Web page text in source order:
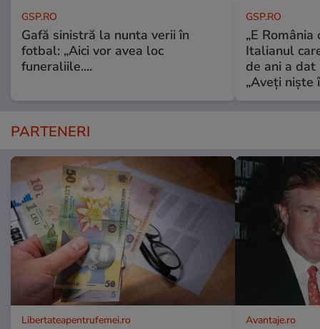
GSP.RO
Gafă sinistră la nunta verii în
fotbal: „Aici vor avea loc
funeraliile....
GSP.RO
„E
Italianul
de ani a
„Aveți niște
PARTENERI
Libertateapentrufemei.ro Avantaje.ro